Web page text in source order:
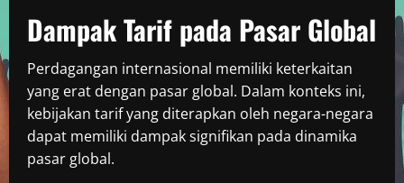
Dampak Tarif pada Pasar Global
Perdagangan internasional memiliki keterkaitan
yang erat dengan pasar global. Dalam konteks ini,
kebijakan tarif yang diterapkan oleh negara-negara
dapat memiliki dampak signifikan pada dinamika
pasar global.